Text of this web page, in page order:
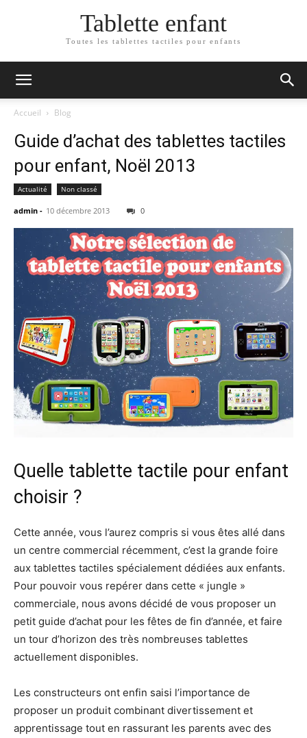
Tablette enfant
Toutes les tablettes tactiles pour enfants
Accueil Blog
Guide d’achat des tablettes tactiles
pour enfant, Noël 2013
Actualité Non classé
admin - 10 décembre 2013 0
Quelle tablette tactile pour enfant
choisir ?
Cette année, vous l’aurez compris si vous êtes allé dans
un centre commercial récemment, c’est la grande foire
aux tablettes tactiles spécialement dédiées aux enfants.
Pour pouvoir vous repérer dans cette « jungle »
commerciale, nous avons décidé de vous proposer un
petit guide d’achat pour les fêtes de fin d’année, et faire
un tour d’horizon des très nombreuses tablettes
actuellement disponibles.
Les constructeurs ont enfin saisi l’importance de
proposer un produit combinant divertissement et
apprentissage tout en rassurant les parents avec des